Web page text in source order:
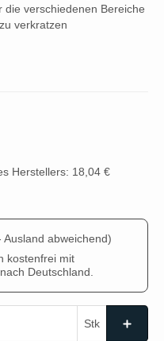
verschiedenen Bereiche
verkratzen
Herstellers: 18,04 €
Ausland abweichend)
kostenfrei mit
Deutschland.
Stk